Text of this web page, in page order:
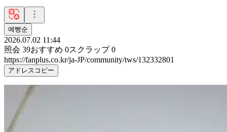
예빵순
2026.07.02 11:44
照会 39おすすめ 0スクラップ 0
https://fanplus.co.kr/ja-JP/community/tws/132332801
アドレスコピー